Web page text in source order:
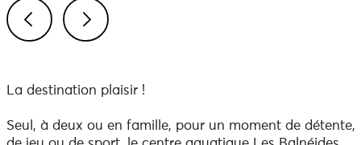
La destination plaisir !
Seul, à deux ou en famille, pour un moment de détente,